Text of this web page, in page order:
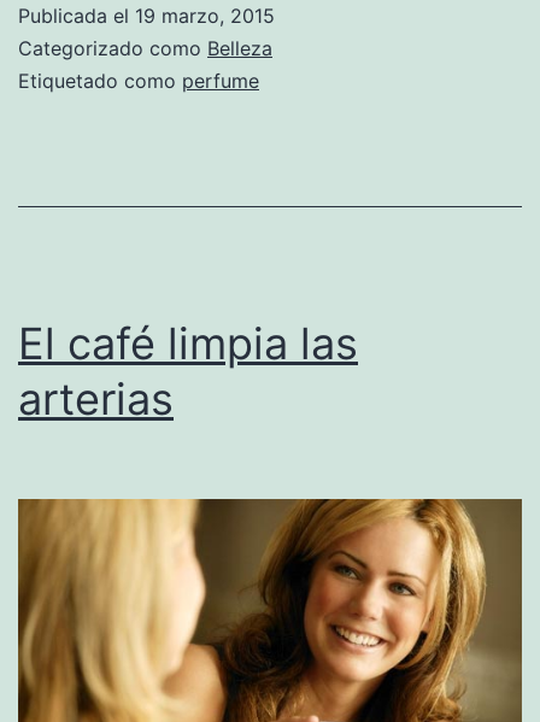
Publicada el 19 marzo, 2015
Categorizado como Belleza
Etiquetado como perfume
El café limpia las
arterias